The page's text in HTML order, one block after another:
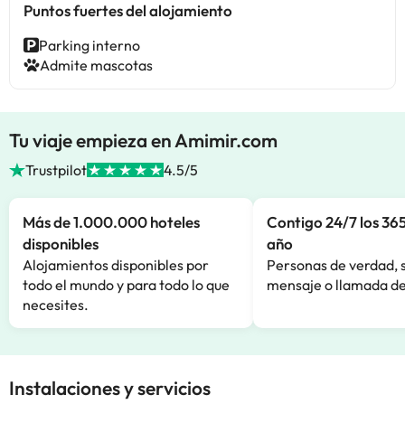
Puntos fuertes del alojamiento
Parking interno
Admite mascotas
Tu viaje empieza en Amimir.com
Trustpilot 4.5/5
Más de 1.000.000 hoteles
disponibles
Alojamientos disponibles por
todo el mundo y para todo lo que
necesites.
Contigo 24/7 los
año
Personas de verdad,
mensaje o llamada
Instalaciones y servicios